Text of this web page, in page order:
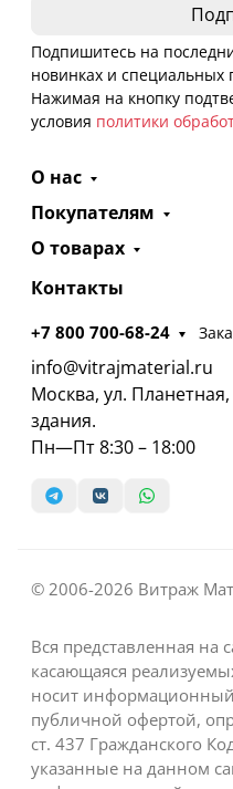
Подпишитесь на
новинках и
Нажимая на кнопку
условия политики
О нас
Покупателям
О товарах
Контакты
+7 800 700-68-24
info@vitrajmaterial.ru
Москва, ул.
здания.
Пн—Пт 8:30 – 18:00
© 2006-2026 Витраж
Вся представленная на
касающаяся
носит информационный
публичной офертой,
ст. 437 Гражданского
указанные на данном